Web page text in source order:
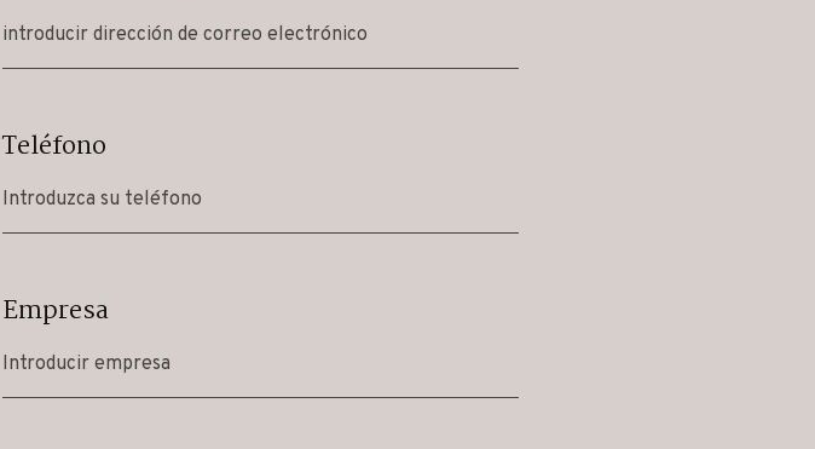
Teléfono
Empresa